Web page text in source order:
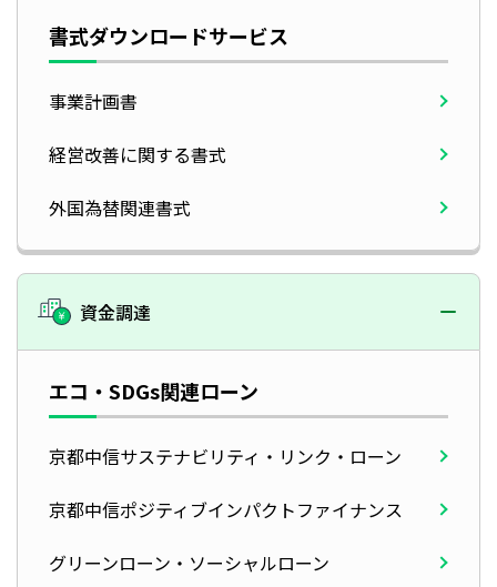
書式ダウンロードサービス
事業計画書
経営改善に関する書式
外国為替関連書式
資金調達
エコ・SDGs関連ローン
京都中信サステナビリティ・リンク・ローン
京都中信ポジティブインパクトファイナンス
グリーンローン・ソーシャルローン